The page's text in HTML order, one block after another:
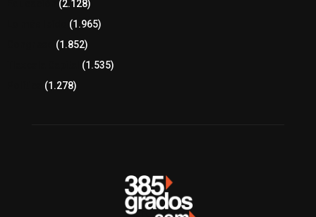
(2.128)
(1.965)
(1.852)
(1.535)
(1.278)